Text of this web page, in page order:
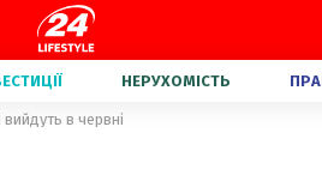
НЕРУХОМІСТЬ
вийдуть в червні